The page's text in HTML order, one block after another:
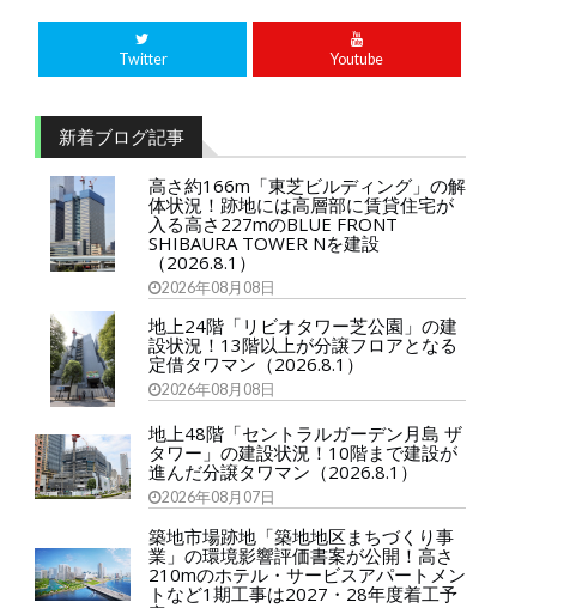
Twitter Youtube
新着ブログ記事
高さ約166m「東芝ビルディング」の解
体状況！跡地には高層部に賃貸住宅が
入る高さ227mのBLUE FRONT
SHIBAURA TOWER Nを建設
（2026.8.1）
2026年08月08日
地上24階「リビオタワー芝公園」の建
設状況！13階以上が分譲フロアとなる
定借タワマン（2026.8.1）
2026年08月08日
地上48階「セントラルガーデン月島 ザ
タワー」の建設状況！10階まで建設が
進んだ分譲タワマン（2026.8.1）
2026年08月07日
築地市場跡地「築地地区まちづくり事
業」の環境影響評価書案が公開！高さ
210mのホテル・サービスアパートメン
トなど1期工事は2027・28年度着工予